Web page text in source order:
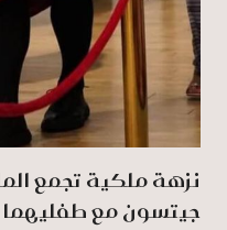
نزهة ملكية تجمع
جيتسون مع